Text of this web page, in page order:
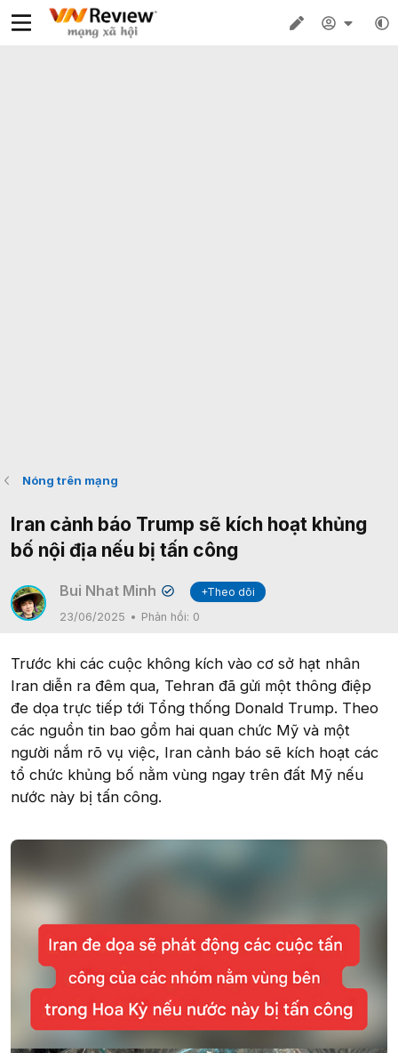
Nóng trên mạng
Iran cảnh báo Trump sẽ kích hoạt khủng
bố nội địa nếu bị tấn công
Bui Nhat Minh ✔
+Theo dõi
23/06/2025
Phản hồi: 0
Trước khi các cuộc không kích vào cơ sở hạt nhân
Iran diễn ra đêm qua, Tehran đã gửi một thông điệp
đe dọa trực tiếp tới Tổng thống Donald Trump. Theo
các nguồn tin bao gồm hai quan chức Mỹ và một
người nắm rõ vụ việc, Iran cảnh báo sẽ kích hoạt các
tổ chức khủng bố nằm vùng ngay trên đất Mỹ nếu
nước này bị tấn công.